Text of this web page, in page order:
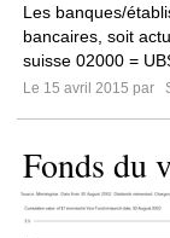
Les banques/
bancaires, soit
suisse 02000 =
Le 15 avril 2015 par
Fonds du